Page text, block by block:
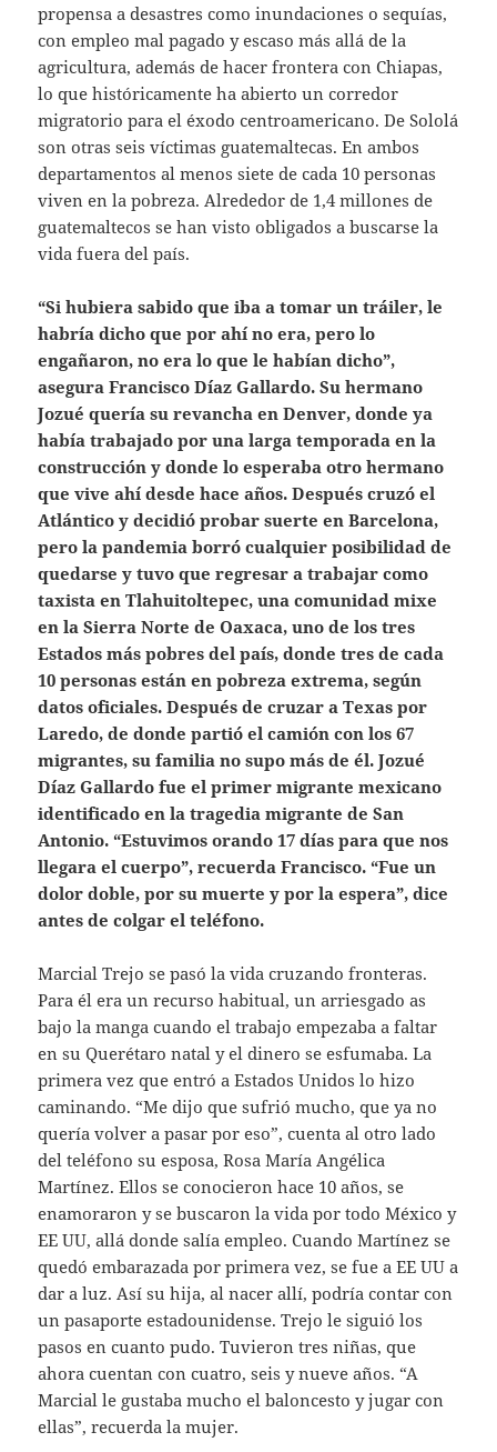
propensa a desastres como inundaciones o sequías,
con empleo mal pagado y escaso más allá de la
agricultura, además de hacer frontera con Chiapas,
lo que históricamente ha abierto un corredor
migratorio para el éxodo centroamericano. De Sololá
son otras seis víctimas guatemaltecas. En ambos
departamentos al menos siete de cada 10 personas
viven en la pobreza. Alrededor de 1,4 millones de
guatemaltecos se han visto obligados a buscarse la
vida fuera del país.
“Si hubiera sabido que iba a tomar un tráiler, le
habría dicho que por ahí no era, pero lo
engañaron, no era lo que le habían dicho”,
asegura Francisco Díaz Gallardo. Su hermano
Jozué quería su revancha en Denver, donde ya
había trabajado por una larga temporada en la
construcción y donde lo esperaba otro hermano
que vive ahí desde hace años. Después cruzó el
Atlántico y decidió probar suerte en Barcelona,
pero la pandemia borró cualquier posibilidad de
quedarse y tuvo que regresar a trabajar como
taxista en Tlahuitoltepec, una comunidad mixe
en la Sierra Norte de Oaxaca, uno de los tres
Estados más pobres del país, donde tres de cada
10 personas están en pobreza extrema, según
datos oficiales. Después de cruzar a Texas por
Laredo, de donde partió el camión con los 67
migrantes, su familia no supo más de él. Jozué
Díaz Gallardo fue el primer migrante mexicano
identificado en la tragedia migrante de San
Antonio. “Estuvimos orando 17 días para que nos
llegara el cuerpo”, recuerda Francisco. “Fue un
dolor doble, por su muerte y por la espera”, dice
antes de colgar el teléfono.
Marcial Trejo se pasó la vida cruzando fronteras.
Para él era un recurso habitual, un arriesgado as
bajo la manga cuando el trabajo empezaba a faltar
en su Querétaro natal y el dinero se esfumaba. La
primera vez que entró a Estados Unidos lo hizo
caminando. “Me dijo que sufrió mucho, que ya no
quería volver a pasar por eso”, cuenta al otro lado
del teléfono su esposa, Rosa María Angélica
Martínez. Ellos se conocieron hace 10 años, se
enamoraron y se buscaron la vida por todo México y
EE UU, allá donde salía empleo. Cuando Martínez se
quedó embarazada por primera vez, se fue a EE UU a
dar a luz. Así su hija, al nacer allí, podría contar con
un pasaporte estadounidense. Trejo le siguió los
pasos en cuanto pudo. Tuvieron tres niñas, que
ahora cuentan con cuatro, seis y nueve años. “A
Marcial le gustaba mucho el baloncesto y jugar con
ellas”, recuerda la mujer.